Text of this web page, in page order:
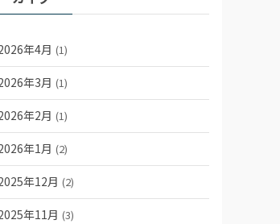
年4月 (1)
年3月 (1)
年2月 (1)
年1月 (2)
年12月 (2)
年11月 (3)